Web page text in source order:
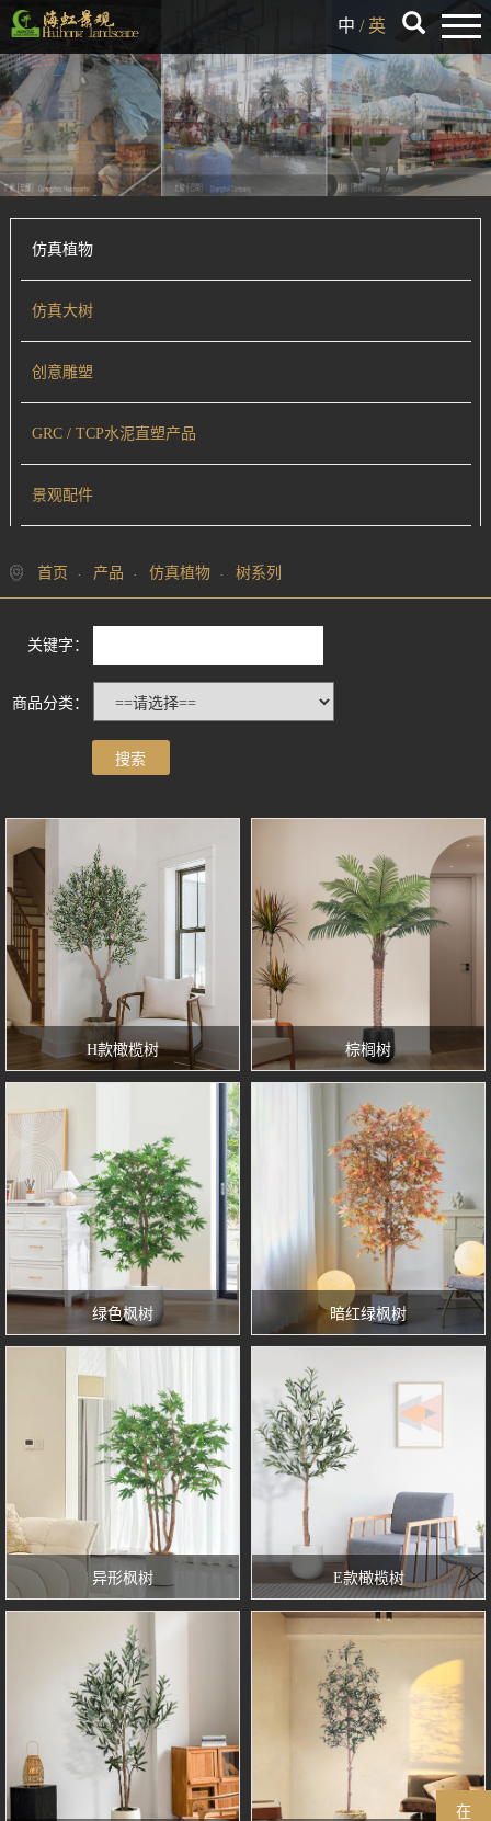
中 / 英
仿真植物
仿真大树
创意雕塑
GRC / TCP水泥直塑产品
景观配件
首页 产品 仿真植物 树系列
关键字：
商品分类：
H款橄榄树 棕榈树
绿色枫树 暗红绿枫树
异形枫树 E款橄榄树
在